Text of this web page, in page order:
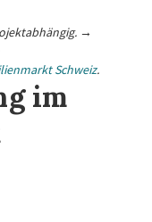
→
Schweiz.
im